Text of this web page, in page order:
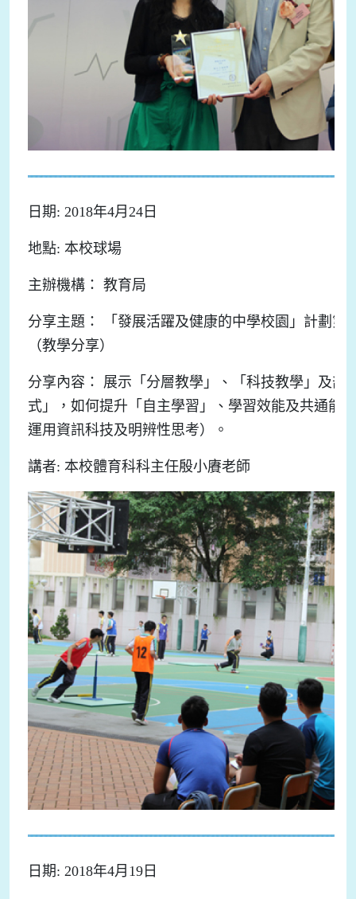
日期: 2018年4月24日
地點: 本校球場
主辦機構： 教育局
分享主題： 「發展活躍及健康的中學校園」計劃第
（教學分享）
分享內容： 展示「分層教學」、「科技教學」及部
式」，如何提升「自主學習」、學習效能及共通能
運用資訊科技及明辨性思考）。
講者: 本校體育科科主任殷小賡老師
日期: 2018年4月19日